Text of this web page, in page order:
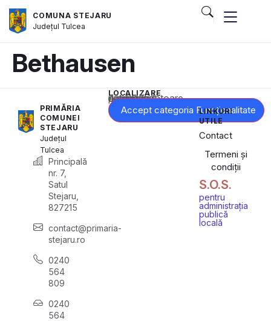
COMUNA STEJARU
Județul Tulcea
Bethausen
PRIMĂRIA
COMUNEI
STEJARU
Județul
Tulcea
Principală
nr. 7,
Satul
Stejaru,
827215
contact@primaria-
stejaru.ro
0240
564
809
0240
564
LOCALIZARE
Acest conținut este blocat până când acceptați categoria corespunzătoare de cookie-uri.
Accept categoria Funcționalitate
LINKURI
UTILE
Contact
Termeni și
condiții
S.O.S.
pentru
administrația
publică
locală